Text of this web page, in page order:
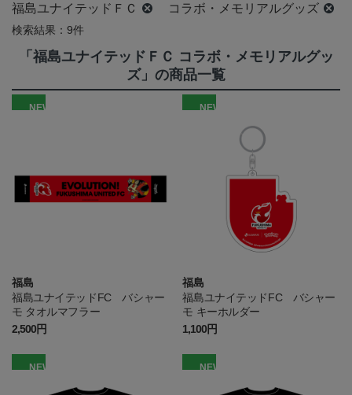
福島ユナイテッドＦＣ コラボ・メモリアルグッズ
検索結果：9件
「福島ユナイテッドＦＣ コラボ・メモリアルグッ
ズ」の商品一覧
NEW
福島
福島ユナイテッドFC バシャー
モ タオルマフラー
2,500円
NEW
福島
福島ユナイテッドFC バシャー
モ キーホルダー
1,100円
NEW NEW